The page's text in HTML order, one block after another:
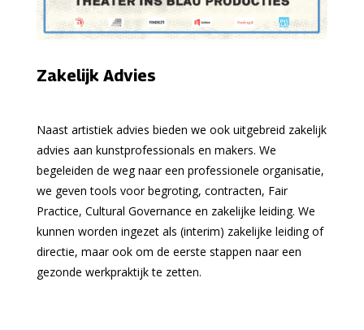
Zakelijk Advies
Naast artistiek advies bieden we ook uitgebreid zakelijk
advies aan kunstprofessionals en makers. We
begeleiden de weg naar een professionele organisatie,
we geven tools voor begroting, contracten, Fair
Practice, Cultural Governance en zakelijke leiding. We
kunnen worden ingezet als (interim) zakelijke leiding of
directie, maar ook om de eerste stappen naar een
gezonde werkpraktijk te zetten.